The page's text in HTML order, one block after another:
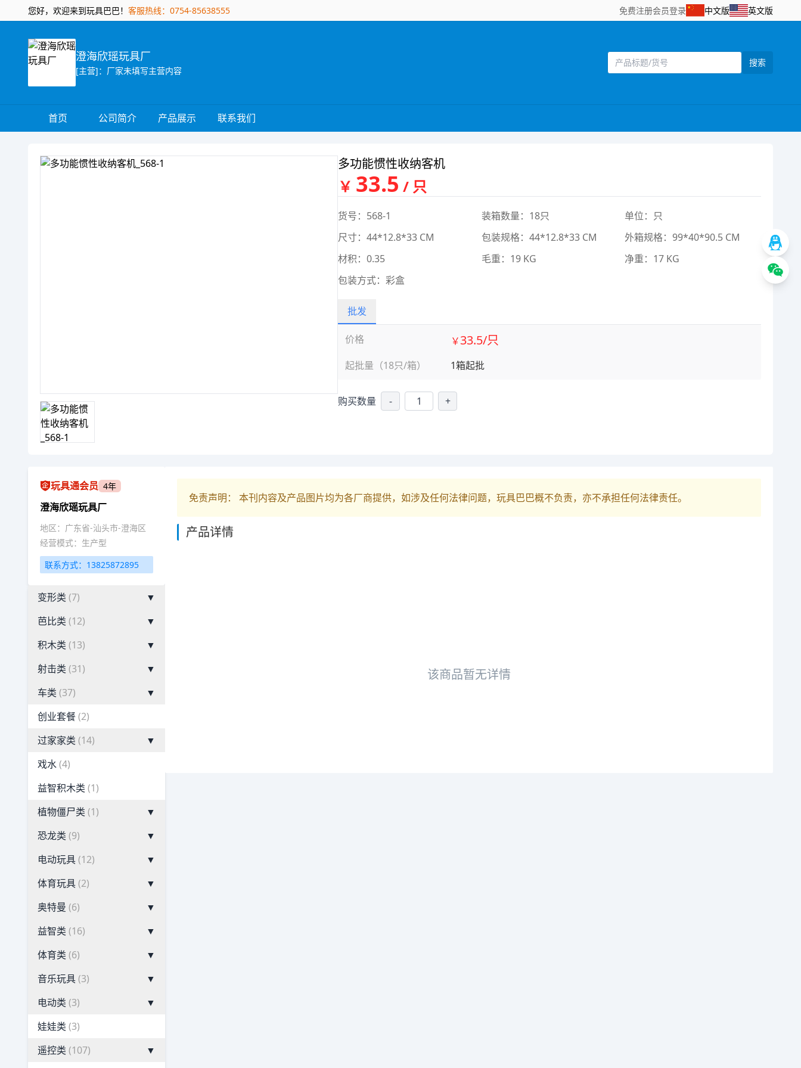
您好，欢迎来到玩具巴巴！ 客服热线：0754-85638555 免费注册会员登录 中文版 英文版
澄海欣瑶玩具厂
[主营]：厂家未填写主营内容
搜索
首页 公司简介 产品展示 联系我们
多功能惯性收纳客机
￥ 33.5 / 只
货号：568-1 装箱数量：18只
单位：只
尺寸：44*12.8*33 CM
包装规格：44*12.8*33 CM
外箱规格：99*40*90.5 CM
材积：0.35
毛重：19 KG
净重：17 KG
包装方式：彩盒
批发
价格
起批量（18只/箱）
￥33.5/只
1箱起批
购买数量 - +
玩具通会员 4年
澄海欣瑶玩具厂
地区：广东省-汕头市-澄海区
经营模式：生产型
联系方式：13825872895
变形类 (7)
▼
芭比类 (12)
▼
积木类 (13)
▼
射击类 (31)
▼
车类 (37)
▼
创业套餐(2)
过家家类 (14)
▼
戏水(4)
益智积木类 (1)
植物僵尸类 (1)
▼
恐龙类 (9)
▼
电动玩具(12)
▼
体育玩具(2)
▼
奥特曼 (6)
▼
益智类 (16)
▼
体育类 (6)
▼
音乐玩具(3)
▼
电动类 (3)
▼
娃娃类 (3)
遥控类 (107)
▼
免责声明： 本刊内容及产品图片均为各厂商提供，如涉及任何法律问题，玩具巴巴概不负责，亦不承担任何法律责任。
产品详情
该商品暂无详情